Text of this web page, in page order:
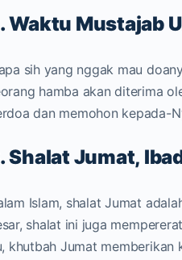
Waktu Mustajab
sih yang nggak mau
hamba akan diterima
dan memohon kepada-
Shalat Jumat,
Islam, shalat Jumat
shalat ini juga
khutbah Jumat memberikan